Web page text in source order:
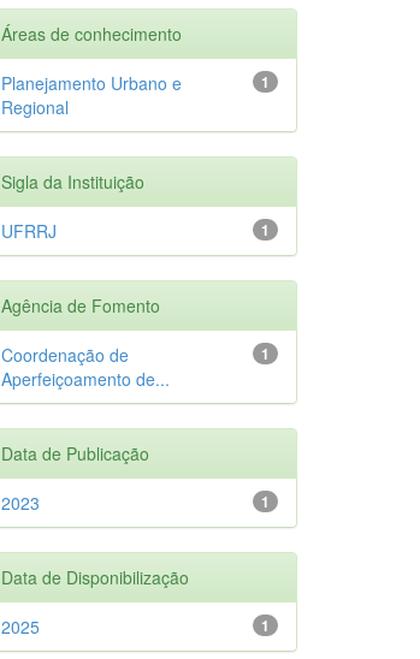
Áreas de conhecimento
1
Planejamento Urbano e
Regional
Sigla da Instituição
1
UFRRJ
Agência de Fomento
1
Coordenação de
Aperfeiçoamento de...
Data de Publicação
1
2023
Data de Disponibilização
1
2025